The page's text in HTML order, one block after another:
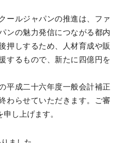
ールジャパンの推進は、ファ
ンの魅力発信につながる都内
押しするため、人材育成や販
するもので、新たに四億円を
平成二十六年度一般会計補正
わらせていただきます。ご審
し上げます。